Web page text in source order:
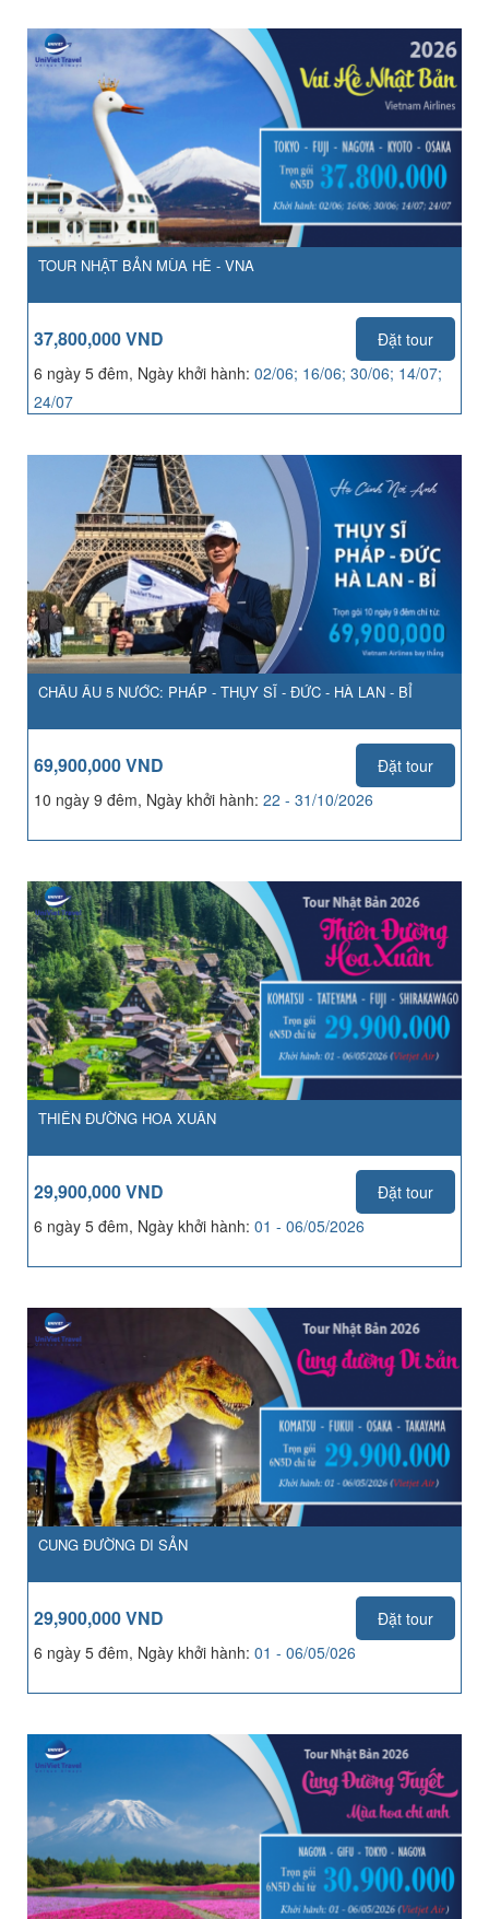
TOUR NHẬT BẢN MÙA HÈ - VNA
37,800,000 VND
Đặt tour
6 ngày 5 đêm, Ngày khởi hành: 02/06; 16/06; 30/06; 14/07;
24/07
CHÂU ÂU 5 NƯỚC: PHÁP - THỤY SĨ - ĐỨC - HÀ LAN - BỈ
69,900,000 VND
Đặt tour
10 ngày 9 đêm, Ngày khởi hành: 22 - 31/10/2026
THIÊN ĐƯỜNG HOA XUÂN
29,900,000 VND
Đặt tour
6 ngày 5 đêm, Ngày khởi hành: 01 - 06/05/2026
CUNG ĐƯỜNG DI SẢN
29,900,000 VND
Đặt tour
6 ngày 5 đêm, Ngày khởi hành: 01 - 06/05/026